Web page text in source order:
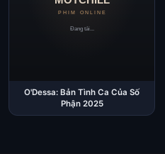
O'Dessa: Bản Tình Ca Của Số
Phận 2025